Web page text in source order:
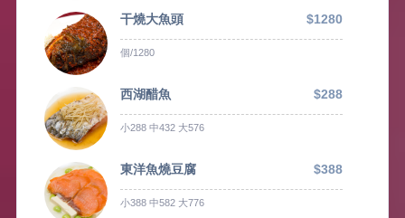
干燒大魚頭 $1280
個/1280
西湖醋魚 $288
小288 中432 大576
東洋魚燒豆腐 $388
小388 中582 大776